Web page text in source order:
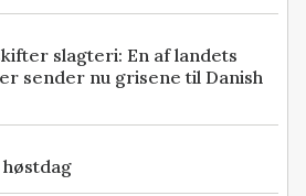
slagteri: En af landets
sender nu grisene til Danish